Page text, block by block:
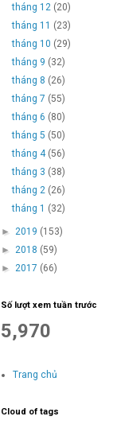
tháng 12 (20)
tháng 11 (23)
tháng 10 (29)
tháng 9 (32)
tháng 8 (26)
tháng 7 (55)
tháng 6 (80)
tháng 5 (50)
tháng 4 (56)
tháng 3 (38)
tháng 2 (26)
tháng 1 (32)
► 2019 (153)
► 2018 (59)
► 2017 (66)
Số lượt xem tuần trước
5,970
Trang chủ
Cloud of tags